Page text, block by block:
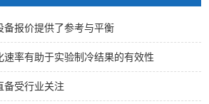
备报价提供了参考与平衡
速率有助于实验制冷结果的有效性
备受行业关注